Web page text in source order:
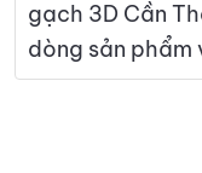
gạch 3D Cần
dòng sản phẩm